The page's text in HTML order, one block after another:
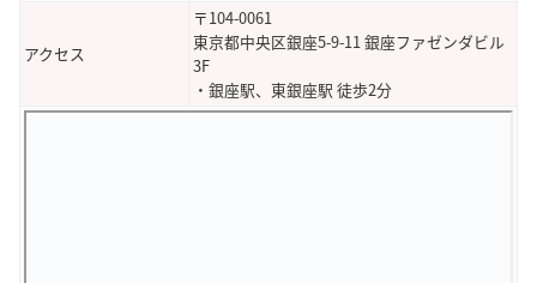
アクセス
〒104-0061
東京都中央区銀座5-9-11 銀座ファゼンダビル
3F
・銀座駅、東銀座駅 徒歩2分